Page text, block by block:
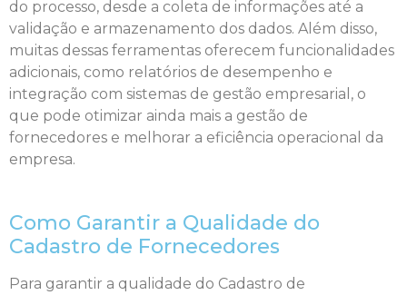
do processo, desde a coleta de informações até a
validação e armazenamento dos dados. Além disso,
muitas dessas ferramentas oferecem funcionalidades
adicionais, como relatórios de desempenho e
integração com sistemas de gestão empresarial, o
que pode otimizar ainda mais a gestão de
fornecedores e melhorar a eficiência operacional da
empresa.
Como Garantir a Qualidade do
Cadastro de Fornecedores
Para garantir a qualidade do Cadastro de